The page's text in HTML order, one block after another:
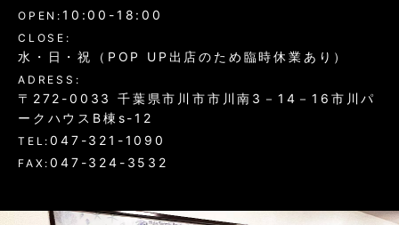
OPEN: 10:00-18:00
CLOSE:
水・日・祝（POP UP出店のため臨時休業あり）
ADRESS:
〒272-0033 千葉県市川市市川南3－14－16市川パ
ークハウスB棟s-12
TEL:047-321-1090
FAX:047-324-3532